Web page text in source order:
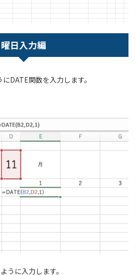
曜日入力編
DATE関数を入力します。
うに入力します。